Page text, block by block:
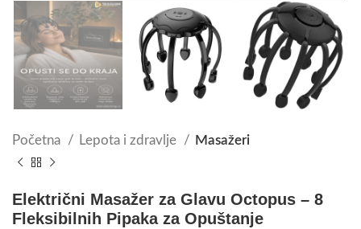
Početna Lepota i zdravlje Masažeri
Električni Masažer za Glavu Octopus – 8
Fleksibilnih Pipaka za Opuštanje